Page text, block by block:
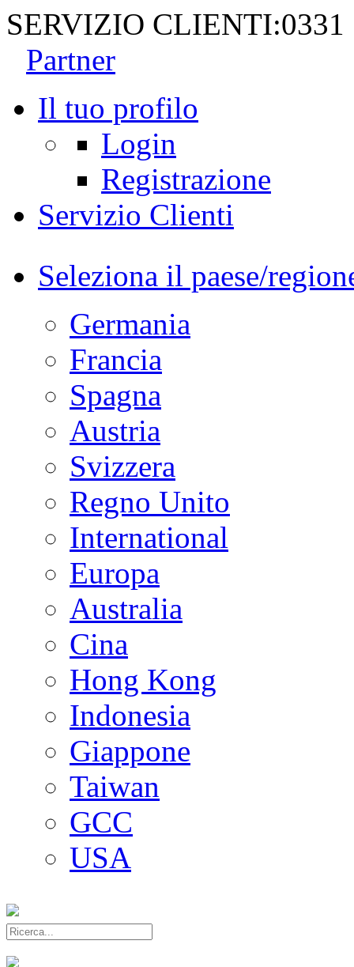
SERVIZIO CLIENTI:0331
Partner
Il tuo profilo
Login
Registrazione
Servizio Clienti
Seleziona il paese/
Germania
Francia
Spagna
Austria
Svizzera
Regno Unito
International
Europa
Australia
Cina
Hong Kong
Indonesia
Giappone
Taiwan
GCC
USA